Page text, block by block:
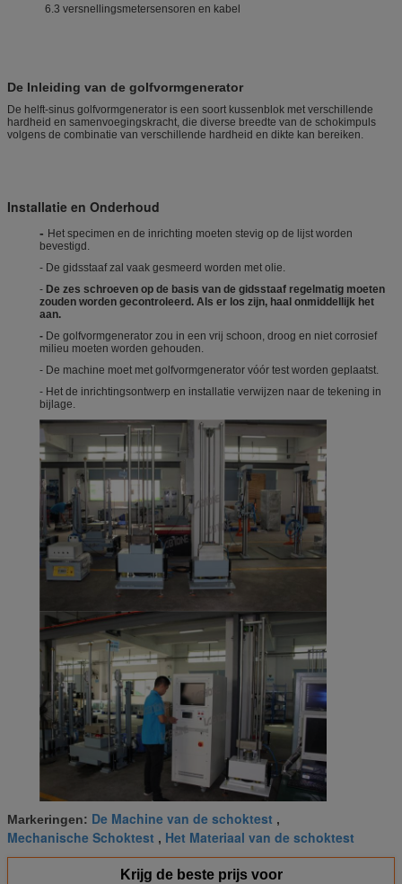
6.3 versnellingsmetersensoren en kabel
De Inleiding van de golfvormgenerator
De helft-sinus golfvormgenerator is een soort kussenblok met verschillende
hardheid en samenvoegingskracht, die diverse breedte van de schokimpuls
volgens de combinatie van verschillende hardheid en dikte kan bereiken.
Installatie en Onderhoud
- Het specimen en de inrichting moeten stevig op de lijst worden
bevestigd.
- De gidsstaaf zal vaak gesmeerd worden met olie.
- De zes schroeven op de basis van de gidsstaaf regelmatig moeten
zouden worden gecontroleerd. Als er los zijn, haal onmiddellijk het
aan.
- De golfvormgenerator zou in een vrij schoon, droog en niet corrosief
milieu moeten worden gehouden.
- De machine moet met golfvormgenerator vóór test worden geplaatst.
- Het de inrichtingsontwerp en installatie verwijzen naar de tekening in
bijlage.
Markeringen: De Machine van de schoktest ,
Mechanische Schoktest , Het Materiaal van de schoktest
Krijg de beste prijs voor